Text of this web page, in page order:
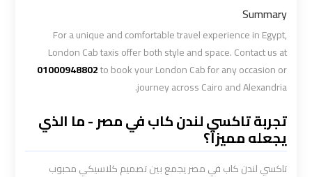
Summary
For a unique and comfortable travel experience in Egypt,
London Cab taxis offer both style and space. Contact us at
01000948802to book your London Cab for any occasion or
journey across Cairo and Alexandria.
تجربة تاكسي لندن كاب في مصر - ما الذي
يجعله مميزاً؟
تاكسي لندن كاب في مصر يجمع بين تصميم كلاسيكي محبوب
ليموزين
القاهرة
اسكندرية
ليموزين
الساخن